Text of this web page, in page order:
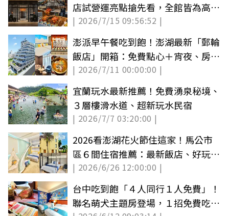
店試營運亮點搶先看，全館皆為高樓
景觀房
| 2026/7/15 09:56:52 |
澎派早午餐吃到飽！澎湖最新「郵輪
飯店」開箱：免費點心＋宵夜、房型
推薦
| 2026/7/11 00:00:00 |
宜蘭玩水最新推薦！免費湧泉秘境、
３層樓滑水道、超新玩水民宿
| 2026/7/7 03:20:00 |
2026看澎湖花火節住這家！馬公市
區６間住宿推薦：最新飯店、好玩親
子房民宿
| 2026/6/26 12:00:00 |
台中吃到飽「４人同行１人免費」！
聯名萌犬主題房登場，１招免費吃屋